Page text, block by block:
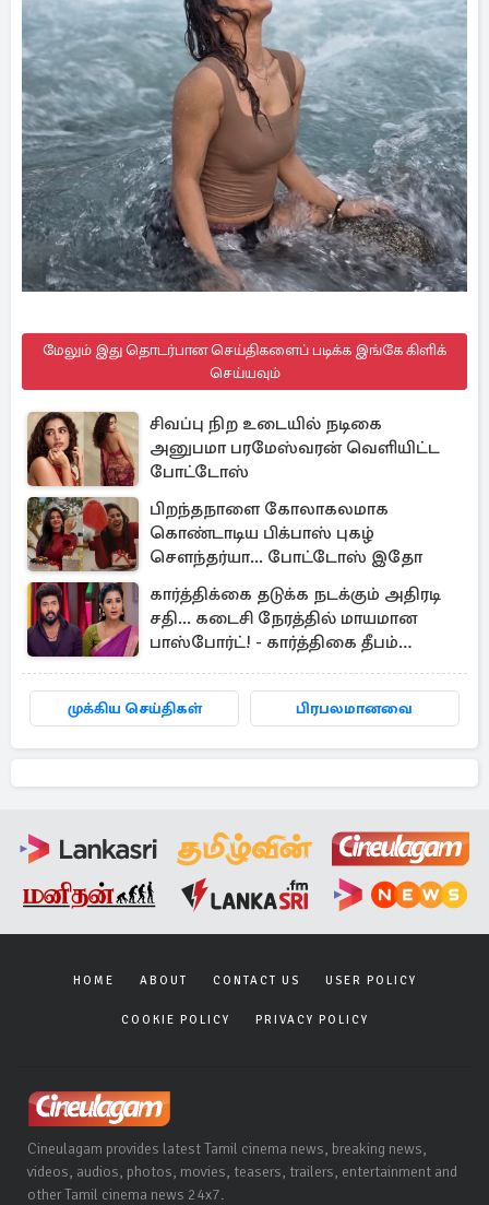
மேலும் இது தொடர்பான செய்திகளைப் படிக்க இங்கே கிளிக்
செய்யவும்
சிவப்பு நிற உடையில் நடிகை
அனுபமா பரமேஸ்வரன் வெளியிட்ட
போட்டோஸ்
பிறந்தநாளை கோலாகலமாக
கொண்டாடிய பிக்பாஸ் புகழ்
சௌந்தர்யா... போட்டோஸ் இதோ
கார்த்திக்கை தடுக்க நடக்கும் அதிரடி
சதி... கடைசி நேரத்தில் மாயமான
பாஸ்போர்ட்! - கார்த்திகை தீபம்
முக்கிய செய்திகள் பிரபலமானவை
HOME ABOUT CONTACT US USER POLICY
COOKIE POLICY PRIVACY POLICY
Cineulagam provides latest Tamil cinema news, breaking news,
videos, audios, photos, movies, teasers, trailers, entertainment and
other Tamil cinema news 24x7.